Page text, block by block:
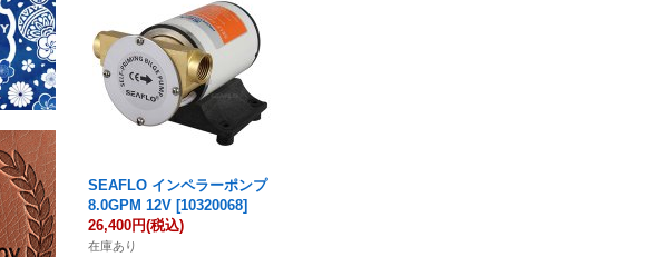
SEAFLO インペラーポンプ
8.0GPM 12V [10320068]
26,400円(税込)
在庫あり